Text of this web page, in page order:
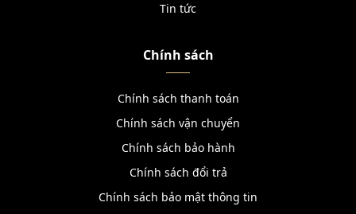
Tin tức
Chính sách
Chính sách thanh toán
Chính sách vận chuyển
Chính sách bảo hành
Chính sách đổi trả
Chính sách bảo mật thông tin